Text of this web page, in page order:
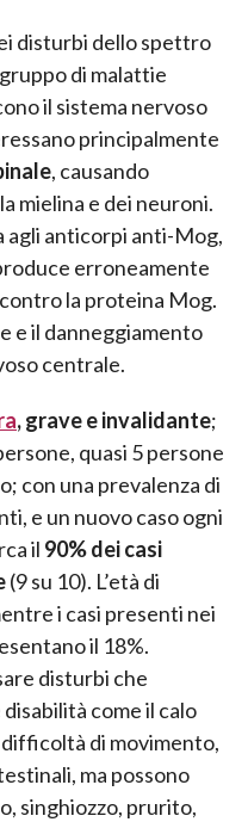
disturbi dello spettro
di malattie
il sistema nervoso
principalmente
, causando
mielina e dei neuroni.
agli anticorpi anti-Mog,
erroneamente
la proteina Mog.
e il danneggiamento
centrale.
, grave e invalidante;
quasi 5 persone
con una prevalenza di
e un nuovo caso ogni
il 90% dei casi
(9 su 10). L’età di
i casi presenti nei
il 18%.
disturbi che
come il calo
di movimento,
ma possono
singhiozzo, prurito,